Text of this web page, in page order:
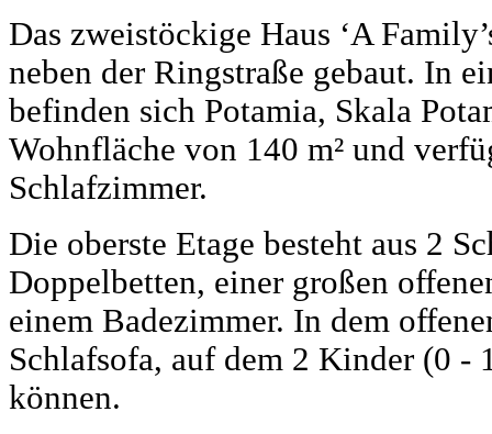
Das zweistöckige Haus ‘A
neben der Ringstraße gebaut. In
befinden sich Potamia, Skala
Wohnfläche von 140 m² und
Schlafzimmer.
Die oberste Etage besteht aus 2
Doppelbetten, einer großen
einem Badezimmer. In dem
Schlafsofa, auf dem 2 Kinder (0 -
können.